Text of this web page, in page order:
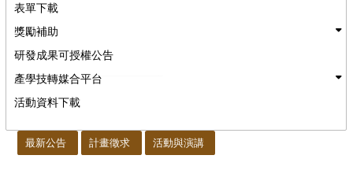
表單下載
獎勵補助
研發成果可授權公告
產學技轉媒合平台
活動資料下載
最新公告 計畫徵求 活動與演講